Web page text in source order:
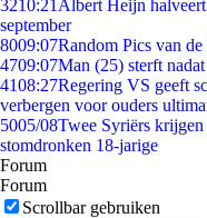
3210:21 Albert Heijn
september
8009:07Random Pics van
4709:07Man (25) sterft
4108:27Regering VS geeft
verbergen voor ouders
5005/08Twee Syriërs
stomdronken 18-jarige
Forum
Forum
Scrollbar gebruiken